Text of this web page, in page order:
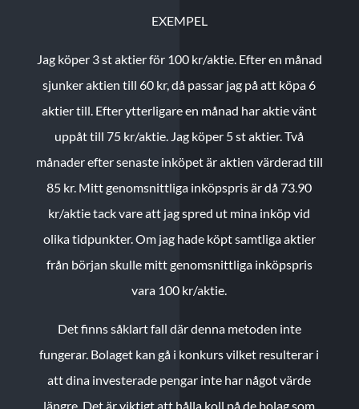
EXEMPEL
Jag köper 3 st aktier för 100 kr/aktie. Efter en månad
sjunker aktien till 60 kr, då passar jag på att köpa 6
aktier till. Efter ytterligare en månad har aktie vänt
uppåt till 75 kr/aktie. Jag köper 5 st aktier.Två
månader efter senaste inköpet är aktien värderad till
85 kr. Mitt genomsnittliga inköpspris är då 73.90
kr/aktie tack vare att jag spred ut mina inköp vid
olika tidpunkter. Om jag hade köpt samtliga aktier
från början skulle mitt genomsnittliga inköpspris
vara 100 kr/aktie.
Det finns såklart fall där denna metoden inte
fungerar. Bolaget kan gå i konkurs vilket resulterar i
att dina investerade pengar inte har något värde
längre. Det är viktigt att hålla koll på de bolag som